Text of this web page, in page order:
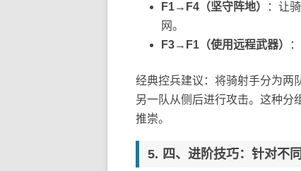
F1→F4（坚守阵地）
：让
网。
F3→F1（使用远程武器）
经典控兵建议：将骑射手分为两
另一队从侧后进行攻击。这种分
推崇。
四、进阶技巧：针对不